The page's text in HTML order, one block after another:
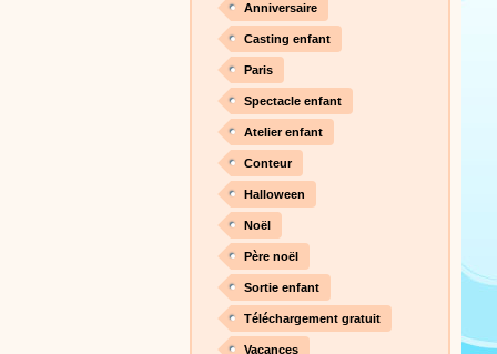
les parents, les
Atelier de peinture et de
simplement avec les
manuelle, dessins,
vidéo, un tutoriel
Anniversaire
Casting enfant
Paris
Spectacle enfant
Atelier enfant
Conteur
Halloween
Noël
Père noël
Sortie enfant
Téléchargement gratuit
Vacances